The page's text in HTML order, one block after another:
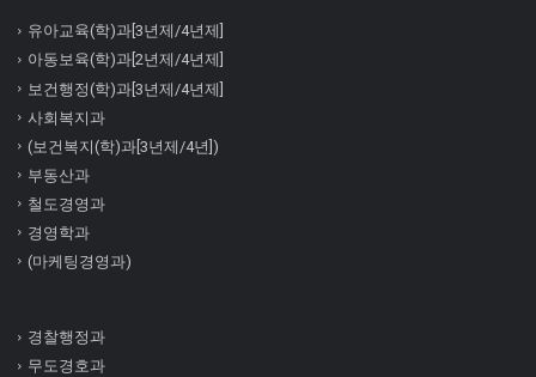
유아교육(학)과[3년제/4년제]
아동보육(학)과[2년제/4년제]
보건행정(학)과[3년제/4년제]
사회복지과
(보건복지(학)과[3년제/4년])
부동산과
철도경영과
경영학과
(마케팅경영과)
경찰행정과
무도경호과